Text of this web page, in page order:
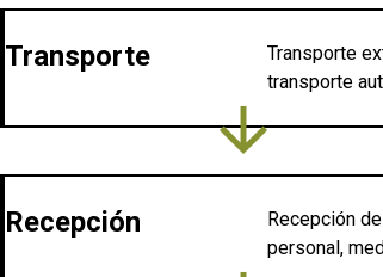
Transporte
Transporte
transporte
arrow_downward
Recepción
Recepción
personal,